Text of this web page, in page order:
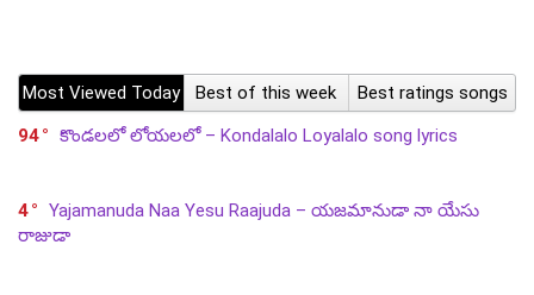
Most Viewed Today Best of this week
Best ratings songs
94
కొండలలో లోయలలో – Kondalalo Loyalalo song lyrics
4
Yajamanuda Naa Yesu Raajuda – యజమానుడా నా యేసు
రాజుడా